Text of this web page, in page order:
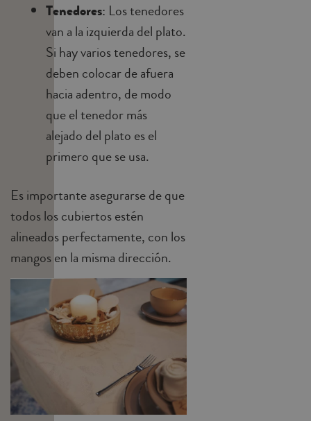
Tenedores: Los tenedores
van a la izquierda del plato.
Si hay varios tenedores, se
deben colocar de afuera
hacia adentro, de modo
que el tenedor más
alejado del plato es el
primero que se usa.
Es importante asegurarse de que
todos los cubiertos estén
alineados perfectamente, con los
mangos en la misma dirección.